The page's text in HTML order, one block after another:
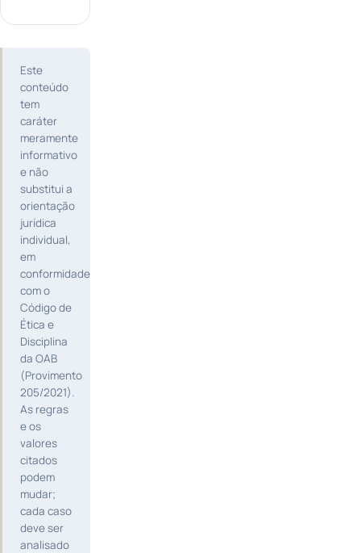
Este
conteúdo
tem
caráter
meramente
informativo
e não
substitui a
orientação
jurídica
individual,
em
conformidade
com o
Código de
Ética e
Disciplina
da OAB
(Provimento
205/2021).
As regras
e os
valores
citados
podem
mudar;
cada caso
deve ser
analisado